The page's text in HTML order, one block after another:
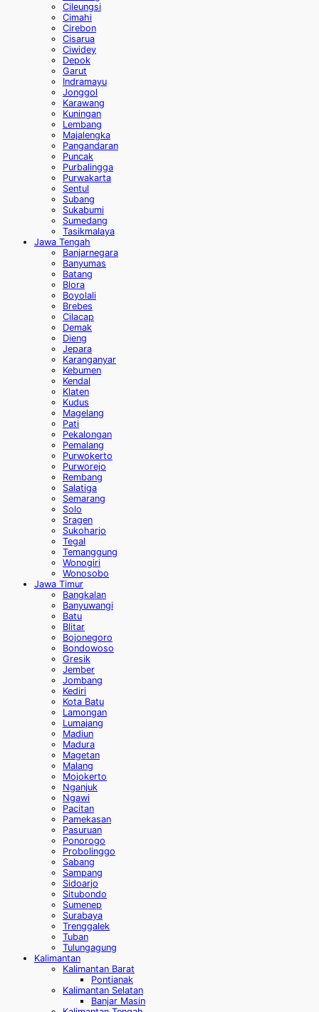
Cileungsi
Cimahi
Cirebon
Cisarua
Ciwidey
Depok
Garut
Indramayu
Jonggol
Karawang
Kuningan
Lembang
Majalengka
Pangandaran
Puncak
Purbalingga
Purwakarta
Sentul
Subang
Sukabumi
Sumedang
Tasikmalaya
Jawa Tengah
Banjarnegara
Banyumas
Batang
Blora
Boyolali
Brebes
Cilacap
Demak
Dieng
Jepara
Karanganyar
Kebumen
Kendal
Klaten
Kudus
Magelang
Pati
Pekalongan
Pemalang
Purwokerto
Purworejo
Rembang
Salatiga
Semarang
Solo
Sragen
Sukoharjo
Tegal
Temanggung
Wonogiri
Wonosobo
Jawa Timur
Bangkalan
Banyuwangi
Batu
Blitar
Bojonegoro
Bondowoso
Gresik
Jember
Jombang
Kediri
Kota Batu
Lamongan
Lumajang
Madiun
Madura
Magetan
Malang
Mojokerto
Nganjuk
Ngawi
Pacitan
Pamekasan
Pasuruan
Ponorogo
Probolinggo
Sabang
Sampang
Sidoarjo
Situbondo
Sumenep
Surabaya
Trenggalek
Tuban
Tulungagung
Kalimantan
Kalimantan Barat
Pontianak
Kalimantan Selatan
Banjar Masin